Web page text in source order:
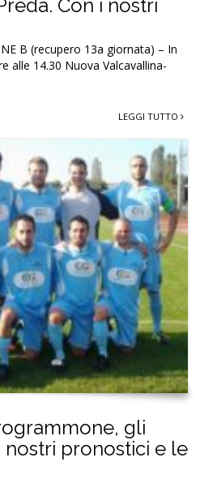
Con i nostri
B (recupero 13a giornata) – In
alle 14.30 Nuova Valcavallina-
LEGGI TUTTO
gli
nostri pronostici e le